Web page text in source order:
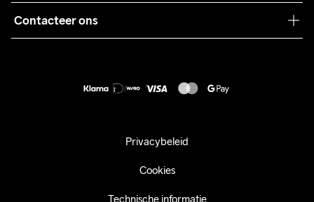
Pers
Retour
Contacteer ons
Privacybeleid
Cookies
Technische informatie